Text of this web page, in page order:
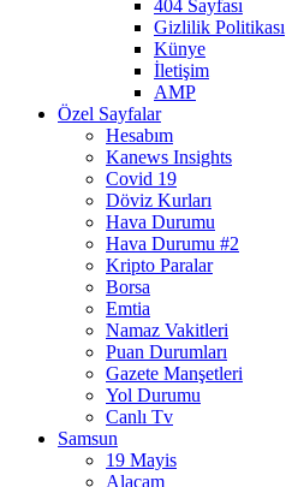
404 Sayfası
Gizlilik Politikası
Künye
İletişim
AMP
Özel Sayfalar
Hesabım
Kanews Insights
Covid 19
Döviz Kurları
Hava Durumu
Hava Durumu #2
Kripto Paralar
Borsa
Emtia
Namaz Vakitleri
Puan Durumları
Gazete Manşetleri
Yol Durumu
Canlı Tv
Samsun
19 Mayis
Alacam